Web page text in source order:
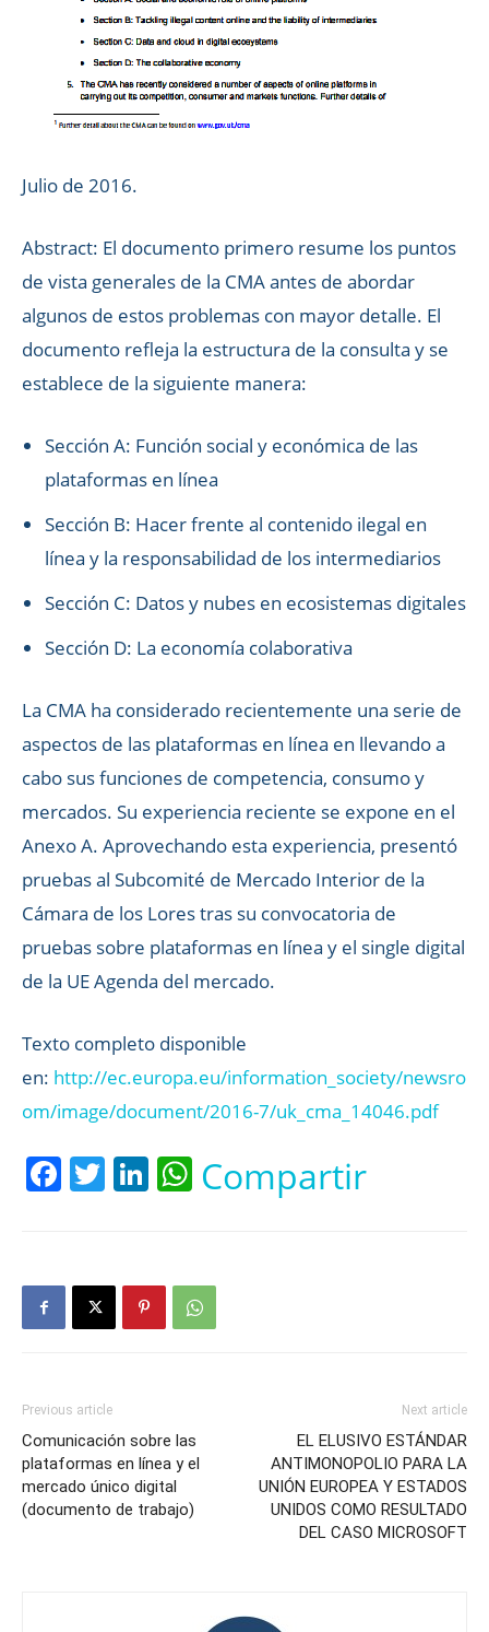
Julio de 2016.
Abstract: El documento primero resume los puntos
de vista generales de la CMA antes de abordar
algunos de estos problemas con mayor detalle. El
documento refleja la estructura de la consulta y se
establece de la siguiente manera:
Sección A: Función social y económica de las
plataformas en línea
Sección B: Hacer frente al contenido ilegal en
línea y la responsabilidad de los intermediarios
Sección C: Datos y nubes en ecosistemas digitales
Sección D: La economía colaborativa
La CMA ha considerado recientemente una serie de
aspectos de las plataformas en línea en llevando a
cabo sus funciones de competencia, consumo y
mercados. Su experiencia reciente se expone en el
Anexo A. Aprovechando esta experiencia, presentó
pruebas al Subcomité de Mercado Interior de la
Cámara de los Lores tras su convocatoria de
pruebas sobre plataformas en línea y el single digital
de la UE Agenda del mercado.
Texto completo disponible
en: http://ec.europa.eu/information_society/newsro
om/image/document/2016-7/uk_cma_14046.pdf
Facebook
Twitter
LinkedIn
WhatsApp
Compartir
Previous article
Comunicación sobre las
plataformas en línea y el
mercado único digital
(documento de trabajo)
Next article
EL ELUSIVO ESTÁNDAR
ANTIMONOPOLIO PARA LA
UNIÓN EUROPEA Y ESTADOS
UNIDOS COMO RESULTADO
DEL CASO MICROSOFT